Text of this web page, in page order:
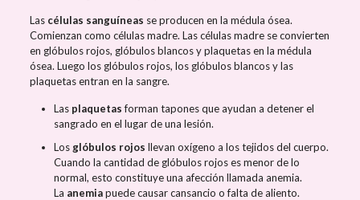
Las células sanguíneas se producen en la médula ósea.
Comienzan como células madre. Las células madre se convierten
en glóbulos rojos, glóbulos blancos y plaquetas en la médula
ósea. Luego los glóbulos rojos, los glóbulos blancos y las
plaquetas entran en la sangre.
Las plaquetasforman tapones que ayudan a detener el
sangrado en el lugar de una lesión.
Los glóbulos rojos llevan oxígeno a los tejidos del cuerpo.
Cuando la cantidad de glóbulos rojos es menor de lo
normal, esto constituye una afección llamada anemia.
La anemiapuede causar cansancio o falta de aliento.